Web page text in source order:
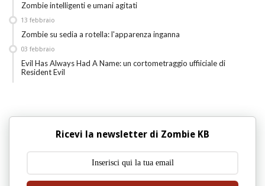
Zombie intelligenti e umani agitati
Zombie su sedia a rotella: l'apparenza inganna
13 febbraio
Evil Has Always Had A Name: un cortometraggio uffiiciale di
Resident Evil
03 febbraio
Ricevi la newsletter di Zombie KB